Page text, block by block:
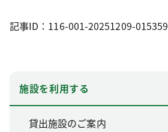
記事ID：116-001-20251209-015359
施設を利用する
貸出施設のご案内